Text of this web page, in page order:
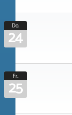
Do.
24
Fr.
25